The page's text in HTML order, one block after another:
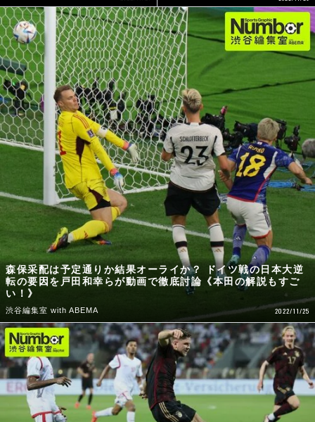
森保采配は予定通りか結果オーライか？ ドイツ戦の日本大逆
転の要因を戸田和幸らが動画で徹底討論《本田の解説もすご
い！》
渋谷編集室 with ABEMA 2022/11/25